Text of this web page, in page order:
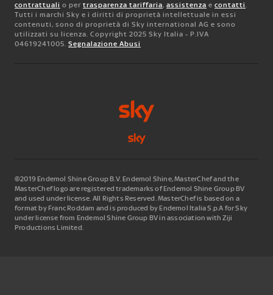
contrattuali o per trasparenza tariffaria, assistenza e contatti.
Tutti i marchi Sky e i diritti di proprietà intellettuale in essi
contenuti, sono di proprietà di Sky international AG e sono
utilizzati su licenza. Copyright 2025 Sky Italia - P.IVA
04619241005. Segnalazione Abusi
©2019 Endemol Shine Group B.V. Endemol Shine, MasterChef and the
MasterChef logo are registered trademarks of Endemol Shine Group BV
and used under license. All Rights Reserved. MasterChef is based on a
format by Franc Roddam and is produced by Endemol Italia S.p.A for Sky
under license from Endemol Shine Group BV in association with Ziji
Productions Limited.